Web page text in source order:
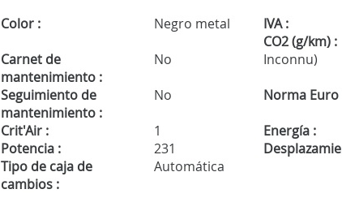
Color : Negro metal IVA :
Carnet de
mantenimiento :
No
CO2 (g/km) :
Inconnu)
Seguimiento de
mantenimiento :
No Norma Euro
Crit'Air : 1 Energía :
Potencia : 231
Tipo de caja de
cambios :
Automática